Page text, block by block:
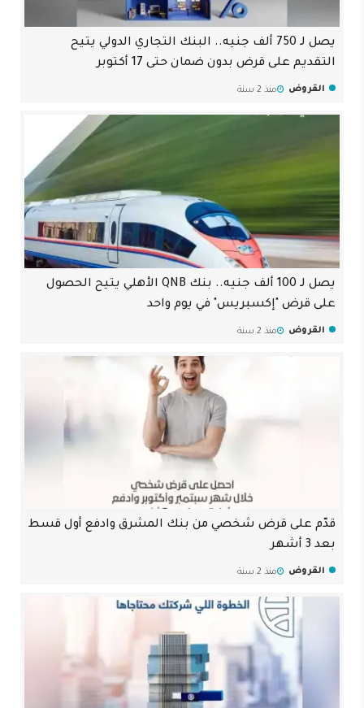
يصل لـ 750 ألف جنيه.. البنك التجاري الدولي يتيح
التقديم على قرض بدون ضمان حتى 17 أكتوبر
القروض منذ 2 سنة
يصل لـ 100 ألف جنيه.. بنك QNB الأهلي يتيح الحصول
على قرض "إكسبريس" في يوم واحد
القروض منذ 2 سنة
قدّم على قرض شخصي من بنك المشرق وادفع أول قسط
بعد 3 أشهر
القروض منذ 2 سنة